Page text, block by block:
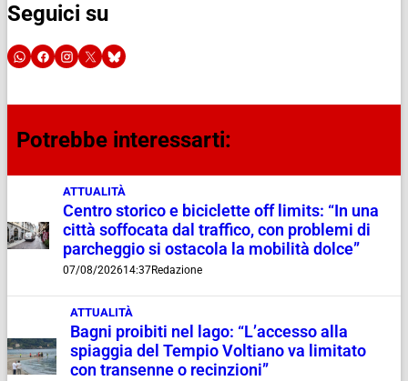
Seguici su
Potrebbe interessarti:
ATTUALITÀ
Centro storico e biciclette off limits: “In una
città soffocata dal traffico, con problemi di
parcheggio si ostacola la mobilità dolce”
07/08/202614:37Redazione
ATTUALITÀ
Bagni proibiti nel lago: “L’accesso alla
spiaggia del Tempio Voltiano va limitato
con transenne o recinzioni”